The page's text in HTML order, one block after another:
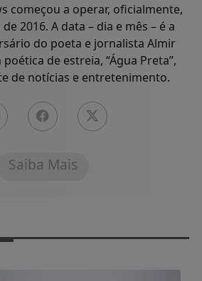
começou a operar, oficialmente,
2016. A data – dia e mês – é a
do poeta e jornalista Almir
de estreia, “Água Preta”,
de notícias e entretenimento.
Saiba Mais